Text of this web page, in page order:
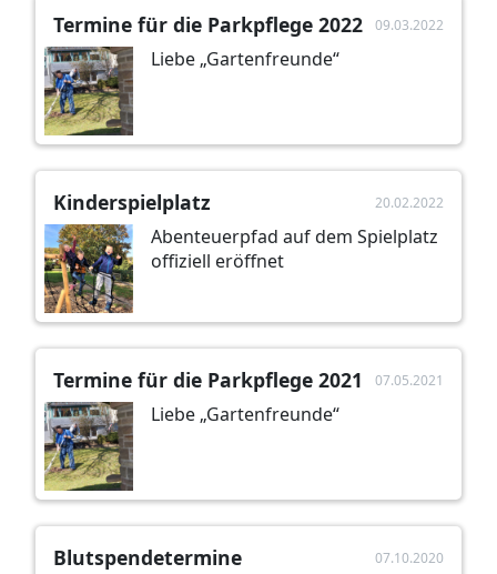
Termine für die Parkpflege 2022 09.03.2022
Liebe „Gartenfreunde“
Kinderspielplatz 20.02.2022
Abenteuerpfad auf dem Spielplatz
offiziell eröffnet
Termine für die Parkpflege 2021 07.05.2021
Liebe „Gartenfreunde“
Blutspendetermine 07.10.2020